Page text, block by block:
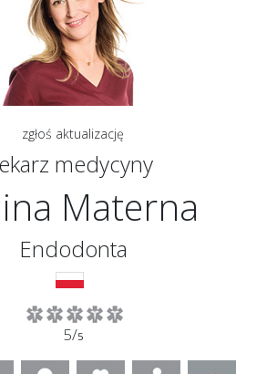
zgłoś aktualizację
medycyny
Materna
Endodonta
5/5